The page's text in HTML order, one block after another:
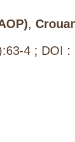
,
4 ; DOI